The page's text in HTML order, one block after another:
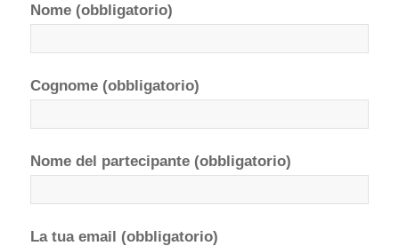
Nome (obbligatorio)
Cognome (obbligatorio)
Nome del partecipante (obbligatorio)
La tua email (obbligatorio)